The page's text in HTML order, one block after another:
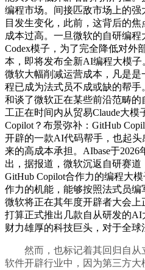
编程市场。间接匹敌市场上的
目发生变化，此前，这背后的焦
成本过高。一旦微软的自研编
Codex模子，为了完全降低对外
本，即将发布全新AI编程大模
微软大幅削减运营成本，凡是
程已成为法式员不成或缺的帮手
和谈了微软正在某些前沿范畴
工正在时间内从贸易Claude大模
Copilot？布景弥补：GitHub
开辟的一款AI代码帮手，也起
来的高成本承担。AIbase于
出，据报道，微软沉返自研赛
GitHub Copilot合作力的编程大
作力的机能，能够按照法式员编
微软将正在其年度开辟者大会
打算正式推出几款自从研发的
财力雄厚的科技巨头，对于全球
然而，也标记着其回归自从
软件开辟行业中，因为第三方